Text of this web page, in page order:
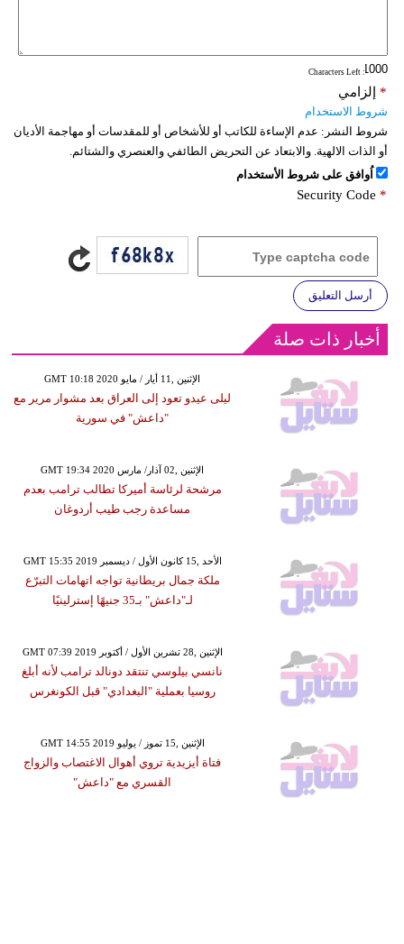
: Characters Left
إلزامي *
شروط الاستخدام
شروط النشر: عدم الإساءة للكاتب أو للأشخاص أو للمقدسات أو مهاجمة الأديان
أو الذات الالهية. والابتعاد عن التحريض الطائفي والعنصري والشتائم.
اُوافق على شروط الأستخدام
Security Code *
أرسل التعليق
أخبار ذات صلة
GMT 10:18 2020 الإثنين ,11 أيار / مايو
ليلى عيدو تعود إلى العراق بعد مشوار مرير مع
"داعش" في سورية
GMT 19:34 2020 الإثنين ,02 آذار/ مارس
مرشحة لرئاسة أميركا تطالب ترامب بعدم
مساعدة رجب طيب أردوغان
GMT 15:35 2019 الأحد ,15 كانون الأول / ديسمبر
ملكة جمال بريطانية تواجه اتهامات التبرّع
لـ"داعش" بـ35 جنيهًا إسترلينيًا
GMT 07:39 2019 الإثنين ,28 تشرين الأول / أكتوبر
نانسي بيلوسي تنتقد دونالد ترامب لأنه أبلغ
روسيا بعملية "البغدادي" قبل الكونغرس
GMT 14:55 2019 الإثنين ,15 تموز / يوليو
فتاة أيزيدية تروي أهوال الاغتصاب والزواج
القسري مع "داعش"